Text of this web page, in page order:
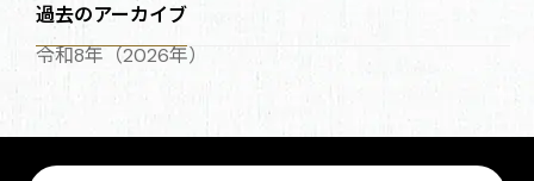
過去のアーカイブ
令和8年（2026年）